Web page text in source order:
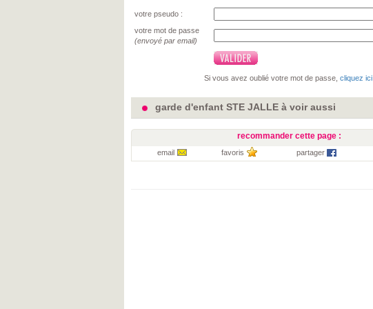
votre pseudo :
votre mot de passe
(envoyé par email)
Si vous avez oublié votre mot de passe, cliquez ici
garde d'enfant STE JALLE à voir aussi
recommander cette page :
email favoris partager